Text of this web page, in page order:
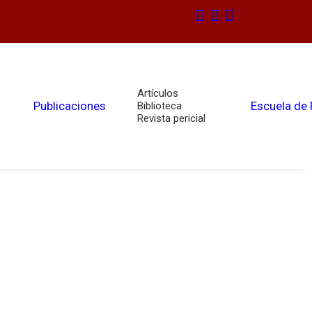
Publicaciones
Artículos
Biblioteca
Revista pericial
Escuela